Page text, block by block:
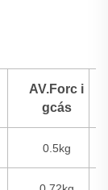
AV.Forc i
gcás
0.5kg